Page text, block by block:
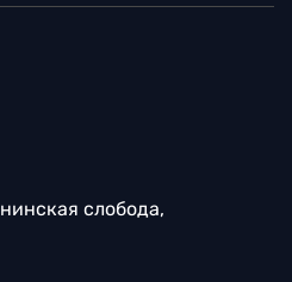
слобода,